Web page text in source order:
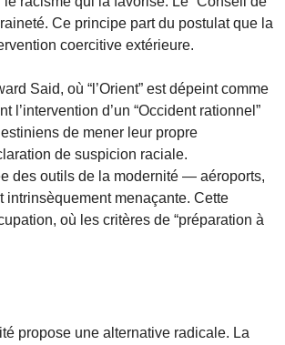
Ce principe part du postulat que la
coercitive extérieure.
Said, où “l’Orient” est dépeint comme
d’un “Occident rationnel”
de mener leur propre
de suspicion raciale.
des outils de la modernité — aéroports,
intrinsèquement menaçante. Cette
où les critères de “préparation à
propose une alternative radicale. La